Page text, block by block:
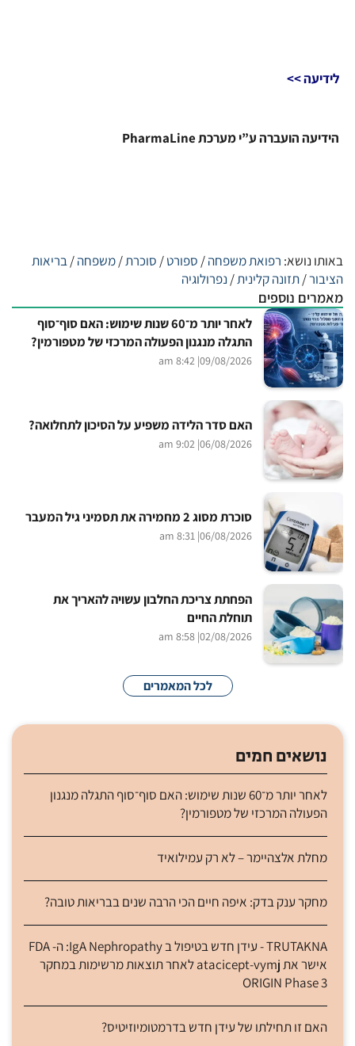
לידיעה >>
הידיעה הועברה ע”י מערכת PharmaLine
באותו נושא: רפואת משפחה/ ספורט/ סוכרת/משפחה/בריאות
הציבור/תזונה קלינית/ נפרולוגיה
מאמרים נוספים
לאחר יותר מ־60 שנות שימוש: האם סוף־סוף
התגלה מנגנון הפעולה המרכזי של מטפורמין?
09/08/2026
| 8:42 am
האם סדר הלידה משפיע על הסיכון לתחלואה?
06/08/2026
| 9:02 am
סוכרת מסוג 2 מחמירה את תסמיני גיל המעבר
06/08/2026
| 8:31 am
הפחתת צריכת החלבון עשויה להאריך את
תוחלת החיים
02/08/2026
| 8:58 am
לכל המאמרים
נושאים חמים
לאחר יותר מ־60 שנות שימוש: האם סוף־סוף התגלה מנגנון
הפעולה המרכזי של מטפורמין?
מחלת אלצהיימר – לא רק עמילואיד
מחקר ענק בדק: איפה חיים הכי הרבה שנים בבריאות טובה?
TRUTAKNA - עידן חדש בטיפול ב IgA Nephropathy: ה- FDA
אישר את atacicept-vymj לאחר תוצאות מרשימות במחקר
ORIGIN Phase 3
האם זו תחילתו של עידן חדש בדרמטומיוזיטיס?